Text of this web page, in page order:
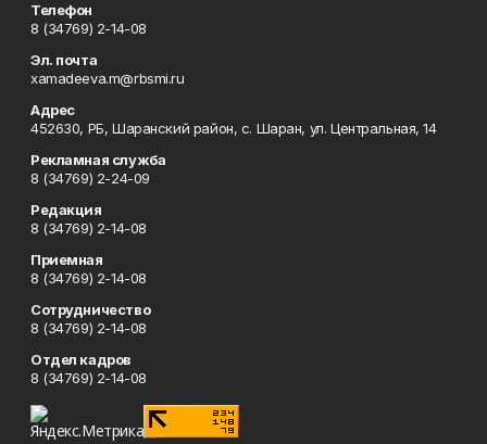
Телефон
8 (34769) 2-14-08
Эл. почта
xamadeeva.m@rbsmi.ru
Адрес
452630, РБ, Шаранский район, с. Шаран, ул. Центральная, 14
Рекламная служба
8 (34769) 2-24-09
Редакция
8 (34769) 2-14-08
Приемная
8 (34769) 2-14-08
Сотрудничество
8 (34769) 2-14-08
Отдел кадров
8 (34769) 2-14-08